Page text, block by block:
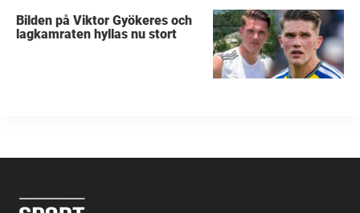
Bilden på Viktor Gyökeres och
lagkamraten hyllas nu stort